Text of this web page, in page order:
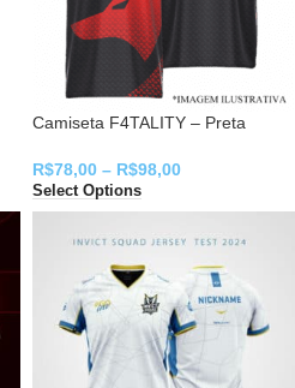
Camiseta F4TALITY – Preta
R$78,00 – R$98,00
Select Options